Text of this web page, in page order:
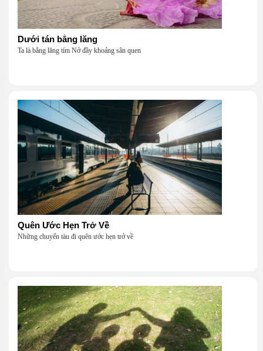
Dưới tán bằng lăng
Ta là bằng lăng tím Nở đầy khoảng sân quen
Quên Ước Hẹn Trở Về
Những chuyến tàu đi quên ước hẹn trở về